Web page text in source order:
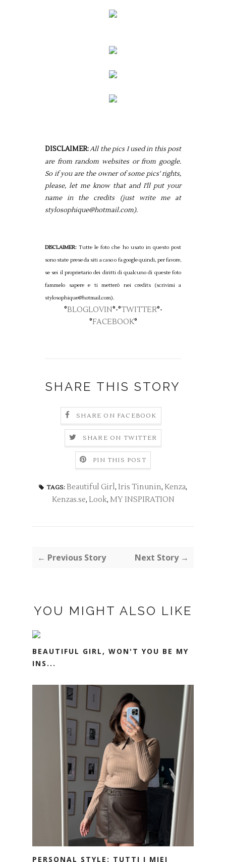
DISCLAIMER:All the pics I used in this post
are from random websites or from google.
So if you are the owner of some pics' rights,
please, let me know that and I'll put your
name in the credits (just write me at
stylosophique@hotmail.com).
DISCLAIMER: Tutte le foto che ho usato in questo post
sono state prese da siti a caso o fa google quindi, per favore,
se sei il proprietario dei diritti di qualcuno di queste foto
fammelo sapere e ti metterò nei credits (scrivimi a
stylosophique@hotmail.com).
°BLOGLOVIN°-°TWITTER°-
°FACEBOOK°
SHARE THIS STORY
SHARE ON FACEBOOK
SHARE ON TWITTER
PIN THIS POST
TAGS: Beautiful Girl, Iris Tinunin, Kenza,
Kenzas.se, Look, MY INSPIRATION
← Previous Story Next Story →
YOU MIGHT ALSO LIKE
BEAUTIFUL GIRL, WON'T YOU BE MY
INS...
PERSONAL STYLE: TUTTI I MIEI